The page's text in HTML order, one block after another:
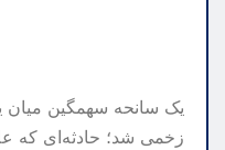
یک سانحه سهمگین میان
زخمی شد؛ حادثه‌ای که